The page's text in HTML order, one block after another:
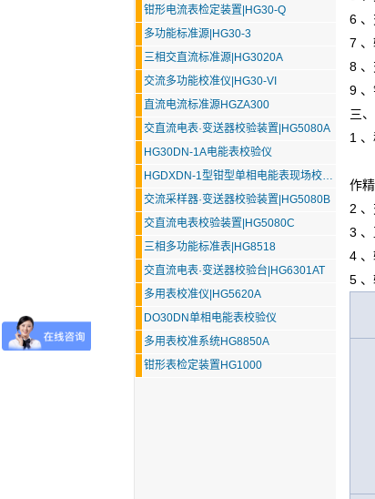
钳形电流表检定装置|HG30-Q
多功能标准源|HG30-3
三相交直流标准源|HG3020A
交流多功能校准仪|HG30-VI
直流电流标准源HGZA300
交直流电表·变送器校验装置|HG5080A
HG30DN-1A电能表校验仪
HGDXDN-1型钳型单相电能表现场校验仪
交流采样器·变送器校验装置|HG5080B
交直流电表校验装置|HG5080C
三相多功能标准表|HG8518
交直流电表·变送器校验台|HG6301AT
多用表校准仪|HG5620A
DO30DN单相电能表校验仪
多用表校准系统HG8850A
钳形表检定装置HG1000
6
7 、
8
9
三
1
作
2
3 、
4
5